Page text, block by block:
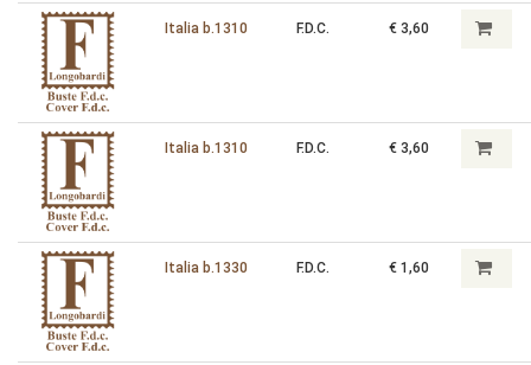
Italia b.1310 F.D.C. € 3,60
Italia b.1310 F.D.C. € 3,60
Italia b.1330 F.D.C. € 1,60